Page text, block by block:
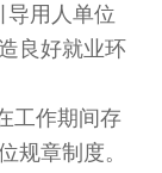
导用人单位
良好就业环
工作期间存
规章制度。